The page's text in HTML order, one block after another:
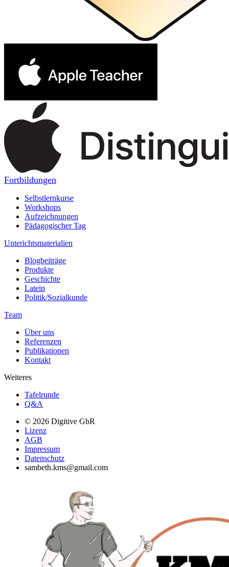
Fortbildungen
Selbstlernkurse
Workshops
Aufzeichnungen
Pädagogischer Tag
Unterichtsmaterialien
Blogbeiträge
Produkte
Geschichte
Latein
Politik/Sozialkunde
Team
Über uns
Referenzen
Publikationen
Kontakt
Weiteres
Tafelrunde
Q&A
© 2026 Digitive GbR
Lizenz
AGB
Impressum
Datenschutz
sambeth.kms@gmail.com